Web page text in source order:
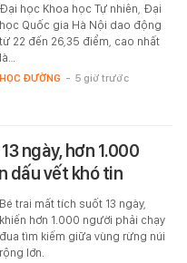
Đại học Khoa học Tự nhiên, Đại
học Quốc gia Hà Nội dao động
từ 22 đến 26,35 điểm, cao nhất
là…
HỌC ĐƯỜNG - 5 giờ trước
ngày, hơn 1.000
dấu vết khó tin
Bé trai mất tích suốt 13 ngày,
khiến hơn 1.000 người phải chạy
đua tìm kiếm giữa vùng rừng núi
rộng lớn.